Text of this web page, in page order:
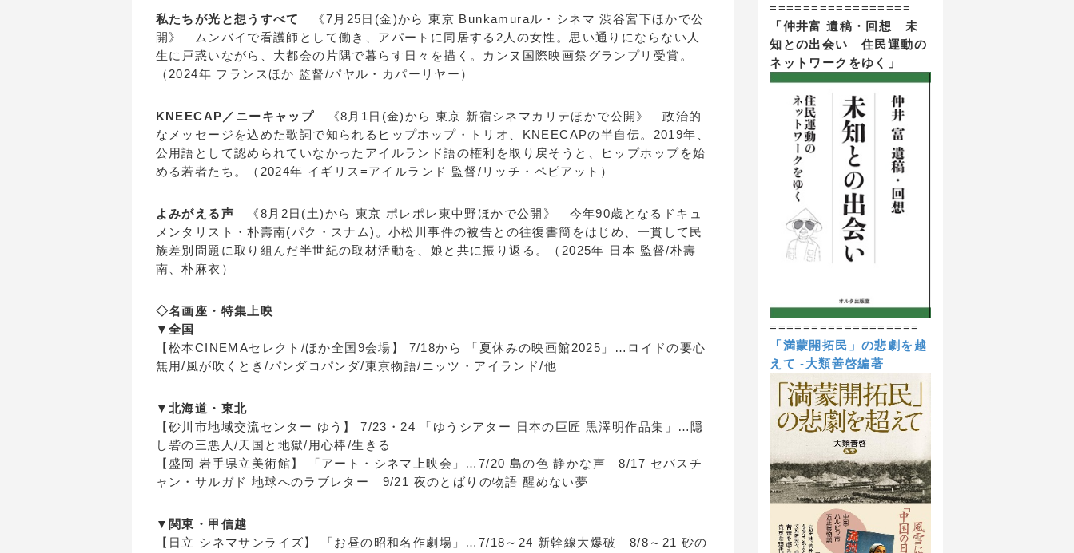
私たちが光と想うすべて
《7月25日(金)から 東京 Bunkamuraル・シネマ 渋谷宮下ほかで公
開》 ムンバイで看護師として働き、アパートに同居する2人の女性。思い通りにならない人
生に戸惑いながら、大都会の片隅で暮らす日々を描く。カンヌ国際映画祭グランプリ受賞。
（2024年 フランスほか 監督/パヤル・カパーリヤー）
KNEECAP／ニーキャップ 《8月1日(金)から 東京 新宿シネマカリテほかで公開》 政治的
なメッセージを込めた歌詞で知られるヒップホップ・トリオ、KNEECAPの半自伝。2019年、
公用語として認められていなかったアイルランド語の権利を取り戻そうと、ヒップホップを始
める若者たち。（2024年 イギリス=アイルランド 監督/リッチ・ペピアット）
よみがえる声 《8月2日(土)から 東京 ポレポレ東中野ほかで公開》 今年90歳となるドキュ
メンタリスト・朴壽南(パク・スナム)。小松川事件の被告との往復書簡をはじめ、一貫して民
族差別問題に取り組んだ半世紀の取材活動を、娘と共に振り返る。（2025年 日本 監督/朴壽
南、朴麻衣）
◇名画座・特集上映
▼全国
【松本CINEMAセレクト/ほか全国9会場】 7/18から 「夏休みの映画館2025」…ロイドの要心
無用/風が吹くとき/パンダコパンダ/東京物語/ニッツ・アイランド/他
▼北海道・東北
【砂川市地域交流センター ゆう】 7/23・24 「ゆうシアター 日本の巨匠 黒澤明作品集」…隠
し砦の三悪人/天国と地獄/用心棒/生きる
【盛岡 岩手県立美術館】 「アート・シネマ上映会」…7/20 島の色 静かな声 8/17 セバスチ
ャン・サルガド 地球へのラブレター 9/21 夜のとばりの物語 醒めない夢
▼関東・甲信越
【日立 シネマサンライズ】 「お昼の昭和名作劇場」…7/18～24 新幹線大爆破 8/8～21 砂の
=================
「仲井富 遺稿・回想 未
知との出会い 住民運動の
ネットワークをゆく」
==================
「満蒙開拓民」の悲劇を越
えて -大類善啓編著